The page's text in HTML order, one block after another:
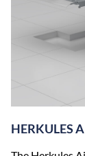
HERKULES